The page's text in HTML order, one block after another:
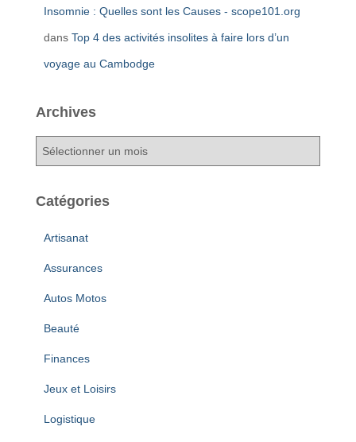
Insomnie : Quelles sont les Causes - scope101.org
dans Top 4 des activités insolites à faire lors d’un
voyage au Cambodge
Archives
h
Catégories
Artisanat
Assurances
Autos Motos
Beauté
Finances
Jeux et Loisirs
Logistique